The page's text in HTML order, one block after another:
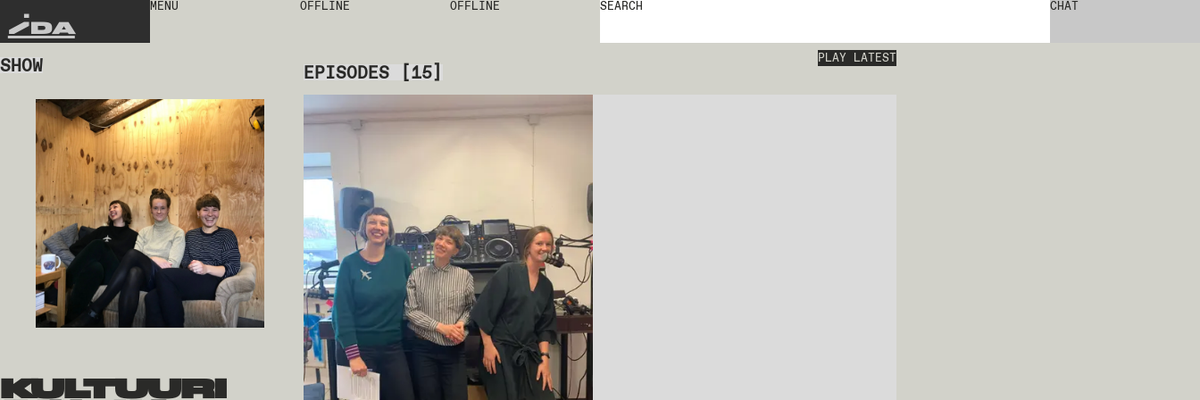
IDA
MENU OFFLINE OFFLINE SEARCH CHAT
SHOW EPISODES [15]
PLAY LATEST